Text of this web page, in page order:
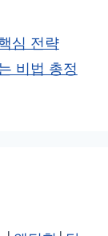
심 전략
비법 총정